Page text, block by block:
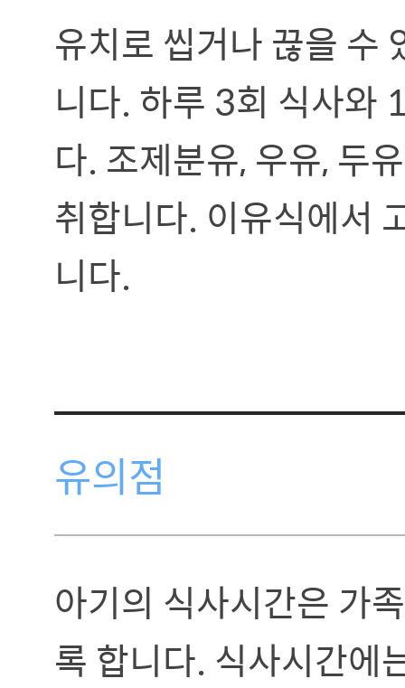
유치로 씹거나 끊을 수
니다. 하루 3회 식사와
다. 조제분유, 우유, 두
취합니다. 이유식에서
니다.
유의점
아기의 식사시간은 가
록 합니다. 식사시간에